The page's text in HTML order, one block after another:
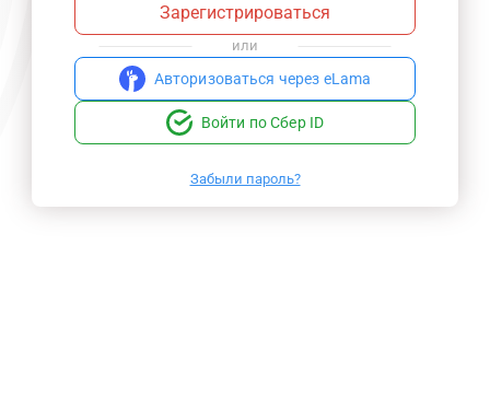
Зарегистрироваться
или
Авторизоваться через eLama
Войти по Сбер ID
Забыли пароль?